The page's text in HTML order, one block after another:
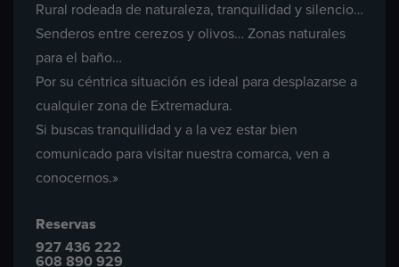
Rural rodeada de naturaleza, tranquilidad y silencio…
Senderos entre cerezos y olivos… Zonas naturales
para el baño…
Por su céntrica situación es ideal para desplazarse a
cualquier zona de Extremadura.
Si buscas tranquilidad y a la vez estar bien
comunicado para visitar nuestra comarca, ven a
conocernos.»
Reservas
927 436 222
608 890 929